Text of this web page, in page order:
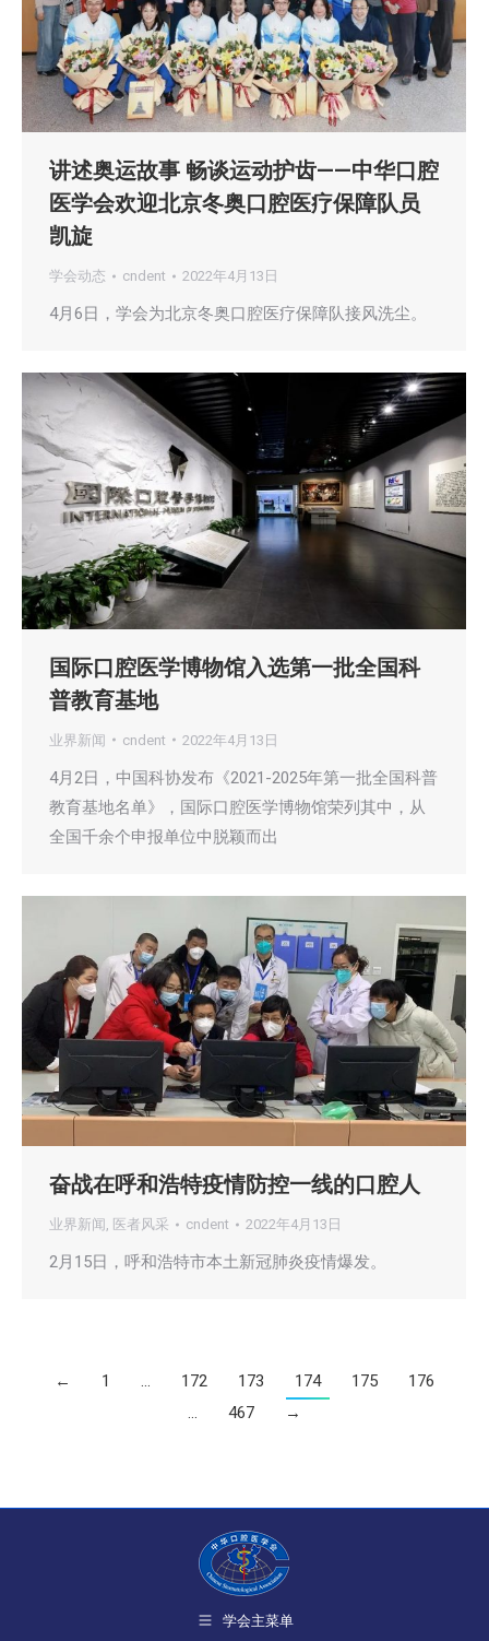
讲述奥运故事 畅谈运动护齿——中华口腔
医学会欢迎北京冬奥口腔医疗保障队员
凯旋
学会动态 cndent 2022年4月13日
4月6日，学会为北京冬奥口腔医疗保障队接风洗尘。
国际口腔医学博物馆入选第一批全国科
普教育基地
业界新闻 cndent 2022年4月13日
4月2日，中国科协发布《2021-2025年第一批全国科普
教育基地名单》，国际口腔医学博物馆荣列其中，从
全国千余个申报单位中脱颖而出
奋战在呼和浩特疫情防控一线的口腔人
业界新闻 , 医者风采 cndent 2022年4月13日
2月15日，呼和浩特市本土新冠肺炎疫情爆发。
← 1 … 172 173 174 175
176
…
467 →
学会主菜单